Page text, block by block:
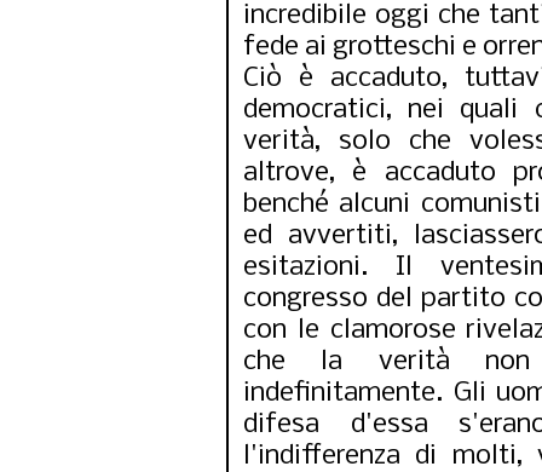
incredibile oggi che
fede ai grotteschi e
Ciò è accaduto,
democratici, nei quali
verità, solo che
altrove, è accaduto
benché alcuni
ed avvertiti,
esitazioni. Il
congresso del partito
con le clamorose
che la verità non
indefinitamente. Gli
difesa d'essa
l'indifferenza di molti,